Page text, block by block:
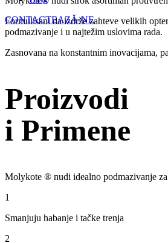
CONTACTEAZĂ-NE
Formulisani da izdrže zahteve velikih
podmazivanje i u najtežim uslovima rada.
Zasnovana na konstantnim inovacijama,
Proizvodi
i Primene
Molykote ® nudi idealno podmazivanje
1
Smanjuju habanje i tačke trenja
2